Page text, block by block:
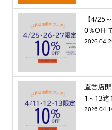
【4/25
0％OFF
直営店
1～13迄